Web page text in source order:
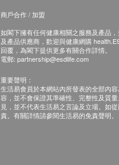
商戶合作 / 加盟
如閣下擁有任何健康相關之服務及產品
及產品供應商，歡迎與健康網購
回覆，為閣下提供更多有關合作詳情。
電郵: partnership@esdlife.com
重要聲明：
生活易會員於本網站內所發表的全部內
容，並不會保證其準確性、完整性及質
見，並不代表生活易之言論及立場。如
責。有關詳情請參閱生活易的免責聲明。